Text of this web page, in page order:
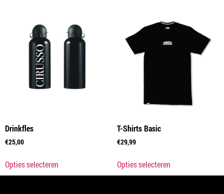
Drinkfles
€25,00
Opties selecteren
T-Shirts Basic
€29,99
Opties selecteren